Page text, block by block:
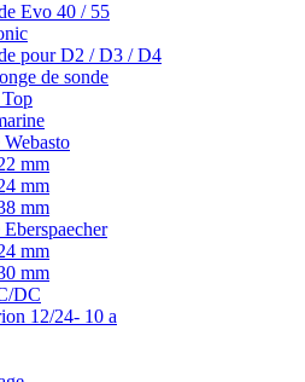
Evo 40 / 55
pour D2 / D3 / D4
de sonde
mm
mm
mm
mm
mm
DC
12/24- 10 a